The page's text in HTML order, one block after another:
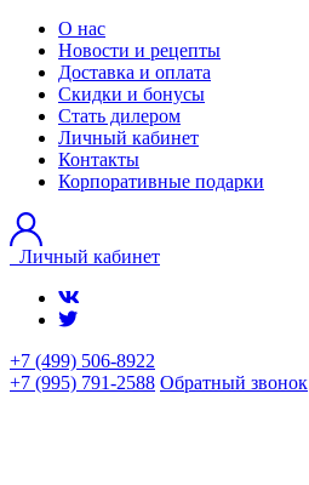
О нас
Новости и рецепты
Доставка и оплата
Скидки и бонусы
Стать дилером
Личный кабинет
Контакты
Корпоративные подарки
Личный кабинет
+7 (499) 506-8922
+7 (995) 791-2588 Обратный звонок